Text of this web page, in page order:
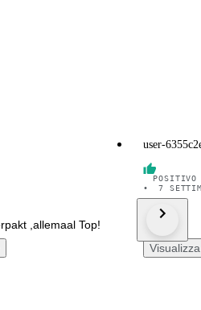
,allemaal Top!
user-
POSITIVO
•
7